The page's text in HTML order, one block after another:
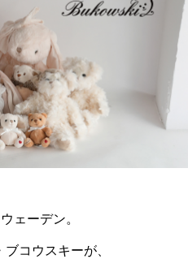
ェーデン。
コウスキーが、